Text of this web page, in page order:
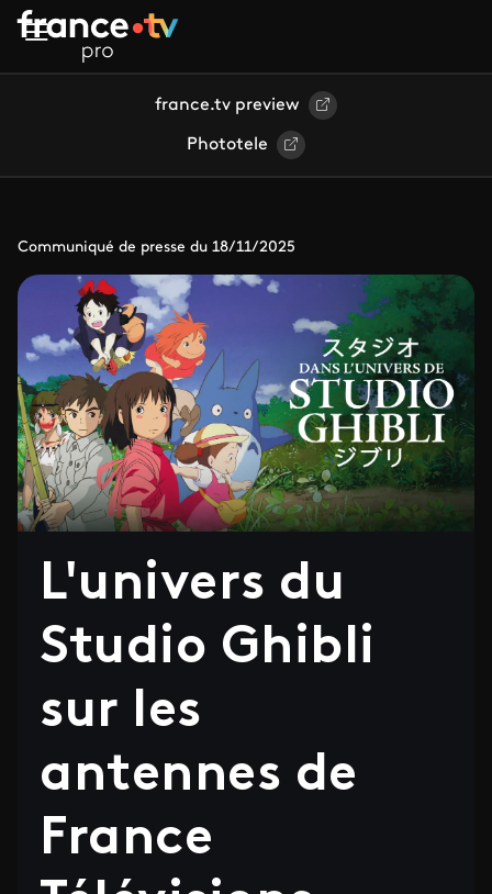
Aller au contenu principal
france.tv preview
Phototele
Communiqué de presse du 18/11/2025
L'univers du
Studio Ghibli
sur les
antennes de
France